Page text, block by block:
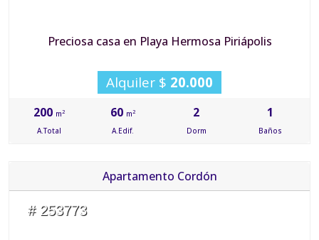
Preciosa casa en Playa Hermosa Piriápolis
Alquiler $ 20.000
200 m2
A.Total
60 m2
A.Edif.
2
Dorm
1
Baños
Apartamento Cordón
# 253773